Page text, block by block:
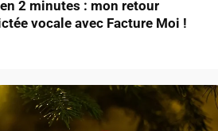
2 minutes : mon retour
vocale avec Facture Moi !